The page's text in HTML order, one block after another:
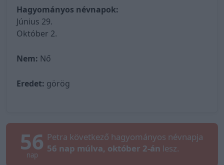
Hagyományos névnapok:
Június 29.
Október 2.
Nem: Nő
Eredet: görög
56
nap
Petra következő hagyományos névnapja
56 nap múlva, október 2-án lesz.